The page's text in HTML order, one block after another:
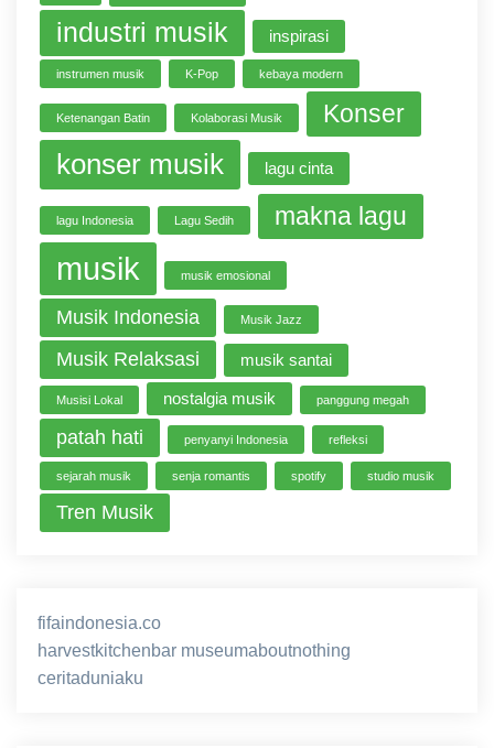
industri musik inspirasi
instrumen musik K-Pop kebaya modern
Ketenangan Batin Kolaborasi Musik Konser
konser musik lagu cinta
lagu Indonesia Lagu Sedih makna lagu
musik musik emosional
Musik Indonesia Musik Jazz
Musik Relaksasi musik santai
Musisi Lokal nostalgia musik panggung megah
patah hati penyanyi Indonesia refleksi
sejarah musik senja romantis spotify studio musik
Tren Musik
fifaindonesia.co
harvestkitchenbar museumaboutnothing
ceritaduniaku